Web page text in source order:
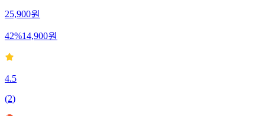
25,900원
42%14,900원
4.5
(2)